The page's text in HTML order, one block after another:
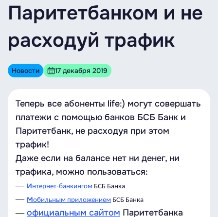
Паритетбанком и не
расходуй трафик
Новости 17 декабря 2019
Теперь все абоненты life:) могут совершать
платежи с помощью банков БСБ Банк и
Паритетбанк, не расходуя при этом
трафик!
Даже если на балансе нет ни денег, ни
трафика, можно пользоваться:
― интернет-банкингом БСБ Банка
― мобильным приложением БСБ Банка
―официальным сайтом Паритетбанка